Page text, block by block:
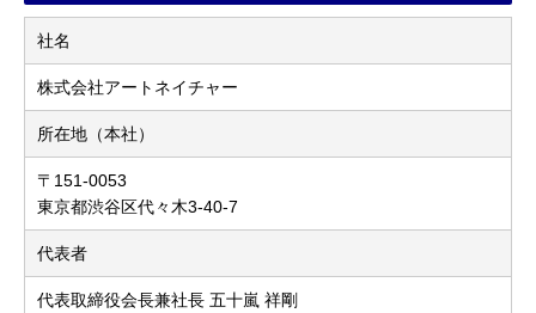
社名
株式会社アートネイチャー
所在地（本社）
〒151-0053
東京都渋谷区代々木3-40-7
代表者
代表取締役会長兼社長 五十嵐 祥剛